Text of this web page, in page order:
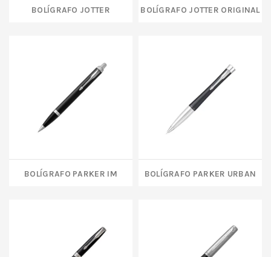
Bolígrafo Jotter Bolígrafo Jotter Original
Bolígrafo Parker IM Bolígrafo Parker Urban